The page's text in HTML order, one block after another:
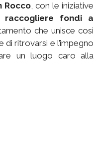
Rocco, con le iniziative
raccogliere fondi a
che unisce così
di ritrovarsi e l’impegno
un luogo caro alla